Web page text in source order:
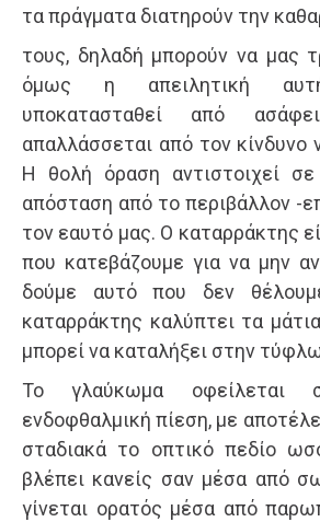
τα πράγματα διατηρούν την
τους, δηλαδή μπορούν να μας
όμως η απειλητική
υποκατασταθεί από
απαλλάσσεται από τον κίνδυνο
Η θολή όραση αντιστοιχεί σε
απόσταση από το περιβάλλον -
τον εαυτό μας. Ο καταρράκτης
που κατεβάζουμε για να μην
δούμε αυτό που δεν
καταρράκτης καλύπτει τα
μπορεί να καταλήξει στην
Το γλαύκωμα οφείλεται
ενδοφθαλμική πίεση, με
σταδιακά το οπτικό πεδίο
βλέπει κανείς σαν μέσα από
γίνεται ορατός μέσα από